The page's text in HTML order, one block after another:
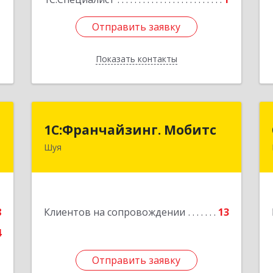
Отправить заявку
Показать контакты
Отправить заявку
Назад
1С:Франчайзинг. Мобитс
Шуя
Клиентов на сопровождении 13
Отправить заявку
1С:Франчайзинг. Мобитс
Отправить заявку